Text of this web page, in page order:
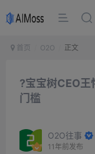
首页 O2O 正文
?宝宝树CEO王
门槛
O2O往事
11年前发布